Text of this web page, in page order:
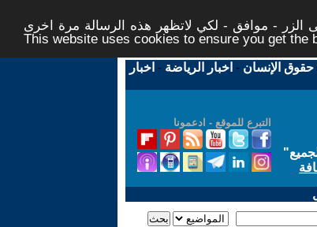
الزر - موافق - لكي لاتظهر هذه الرسالة مرة اخرى -
This website uses cookies to ensure you get the
حقوق الإنسان - اخبار الرياضة - اخبار
التبرع للموقع - ادعمونا
"